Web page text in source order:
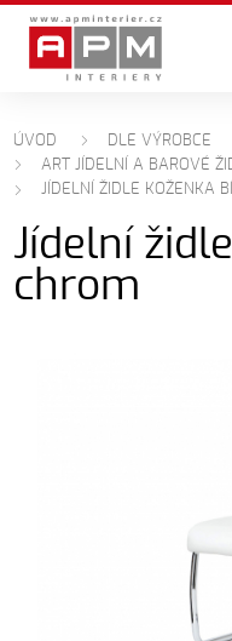
ÚVOD DLE VÝROBCE
ART JÍDELNÍ A BAROVÉ
JÍDELNÍ ŽIDLE KOŽENKA
Jídelní
chrom